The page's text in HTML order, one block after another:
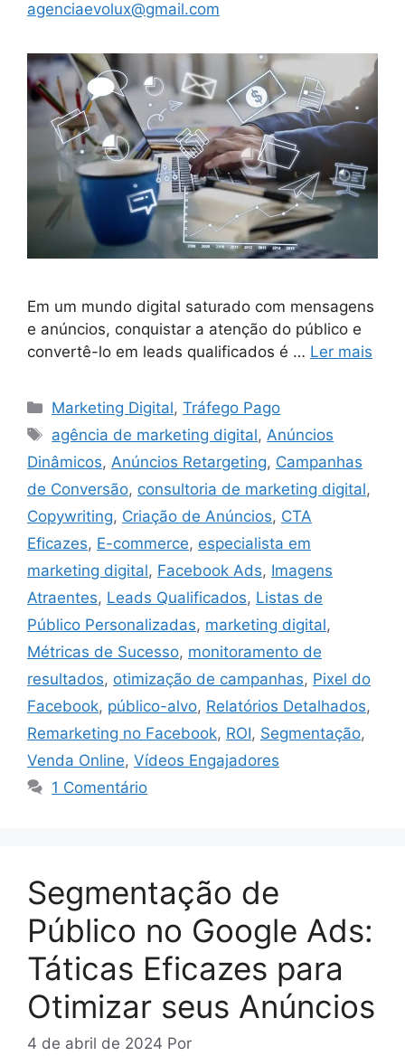
agenciaevolux@gmail.com
Em um mundo digital saturado com mensagens
e anúncios, conquistar a atenção do público e
convertê-lo em leads qualificados é … Ler mais
Categorias
Marketing Digital,Tráfego Pago
Tags
agência de marketing digital, Anúncios
Dinâmicos, Anúncios Retargeting, Campanhas
de Conversão, consultoria de marketing digital,
Copywriting, Criação de Anúncios, CTA
Eficazes, E-commerce, especialista em
marketing digital, Facebook Ads, Imagens
Atraentes, Leads Qualificados, Listas de
Público Personalizadas, marketing digital,
Métricas de Sucesso, monitoramento de
resultados, otimização de campanhas, Pixel do
Facebook, público-alvo, Relatórios Detalhados,
Remarketing no Facebook, ROI, Segmentação,
Venda Online, Vídeos Engajadores
1 Comentário
Segmentação de
Público no Google Ads:
Táticas Eficazes para
Otimizar seus Anúncios
4 de abril de 2024 Por